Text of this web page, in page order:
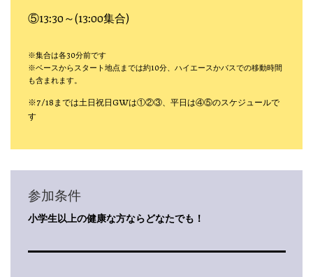
⑤13:30～(13:00集合)
※集合は各30分前です
※ベースからスタート地点までは約10分、ハイエースかバスでの移動時間
も含まれます。
※7/18までは土日祝日GWは①②③、平日は④⑤のスケジュールで
す
参加条件
小学生以上の健康な方ならどなたでも！